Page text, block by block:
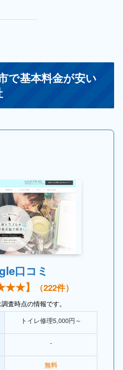
で基本料金が安い
口コミ
★★】 （222件）
査時点の情報です。
トイレ修理5,000円～
‐
無料